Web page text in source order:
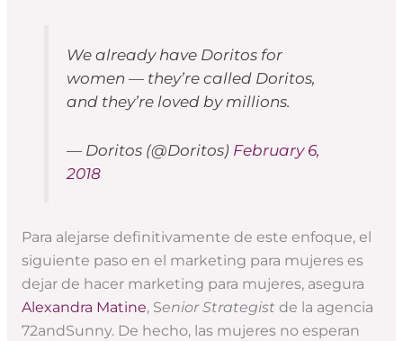
We already have Doritos for
women — they’re called Doritos,
and they’re loved by millions.
— Doritos (@Doritos) February 6,
2018
Para alejarse definitivamente de este enfoque, el
siguiente paso en el marketing para mujeres es
dejar de hacer marketing para mujeres, asegura
Alexandra Matine, Senior Strategist de la agencia
72andSunny. De hecho, las mujeres no esperan